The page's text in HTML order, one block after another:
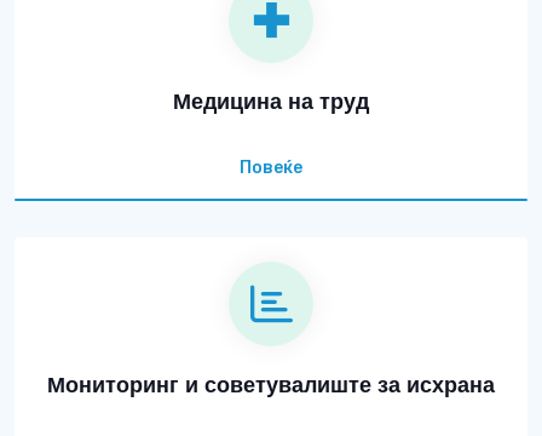
Медицина на труд
Повеќе
Мониторинг и советувалиште за исхрана